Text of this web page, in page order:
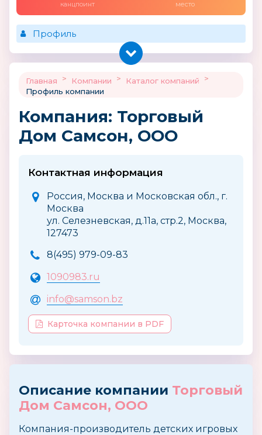
канцпоинт место
Профиль
Главная > Компании > Каталог компаний
>
Профиль компании
Компания: Торговый
Дом Самсон, ООО
Контактная информация
Россия, Москва и Московская обл., г.
Москва
ул. Селезневская, д.11а, стр.2, Москва,
127473
8(495) 979-09-83
1090983.ru
info@samson.bz
Карточка компании в PDF
Описание компании Торговый
Дом Самсон, ООО
Компания-производитель детских игровых